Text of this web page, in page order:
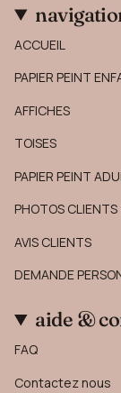
ACCUEIL
PAPIER PEINT
AFFICHES
TOISES
PAPIER PEINT
PHOTOS CLIENTS
AVIS CLIENTS
DEMANDE
aide &
FAQ
Contactez nous